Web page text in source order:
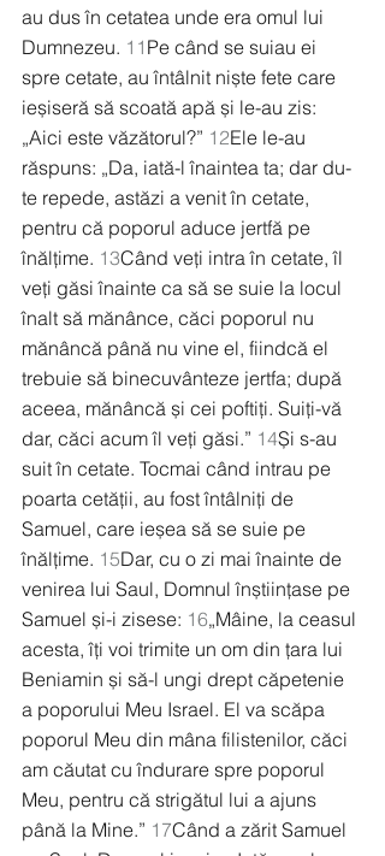
au dus în cetatea unde era omul lui
Dumnezeu. 11 Pe când se suiau ei
spre cetate, au întâlnit niște fete care
ieșiseră să scoată apă și le-au zis:
„Aici este văzătorul?” 12Ele le-au
răspuns: „Da, iată-l înaintea ta; dar du-
te repede, astăzi a venit în cetate,
pentru că poporul aduce jertfă pe
înălțime. 13Când veți intra în cetate, îl
veți găsi înainte ca să se suie la locul
înalt să mănânce, căci poporul nu
mănâncă până nu vine el, fiindcă el
trebuie să binecuvânteze jertfa; după
aceea, mănâncă și cei poftiți. Suiți-vă
dar, căci acum îl veți găsi.” 14Și s-au
suit în cetate. Tocmai când intrau pe
poarta cetății, au fost întâlniți de
Samuel, care ieșea să se suie pe
înălțime. 15Dar, cu o zi mai înainte de
venirea lui Saul, Domnul înștiințase pe
Samuel și-i zisese: 16„Mâine, la ceasul
acesta, îți voi trimite un om din țara lui
Beniamin și să-l ungi drept căpetenie
a poporului Meu Israel. El va scăpa
poporul Meu din mâna filistenilor, căci
am căutat cu îndurare spre poporul
Meu, pentru că strigătul lui a ajuns
până la Mine.” 17Când a zărit Samuel